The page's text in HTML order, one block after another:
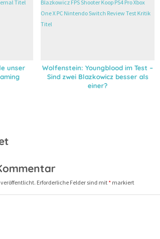
unser
Wolfenstein: Youngblood im Test –
Sind zwei Blazkowicz besser als
einer?
Erforderliche Felder sind mit* markiert